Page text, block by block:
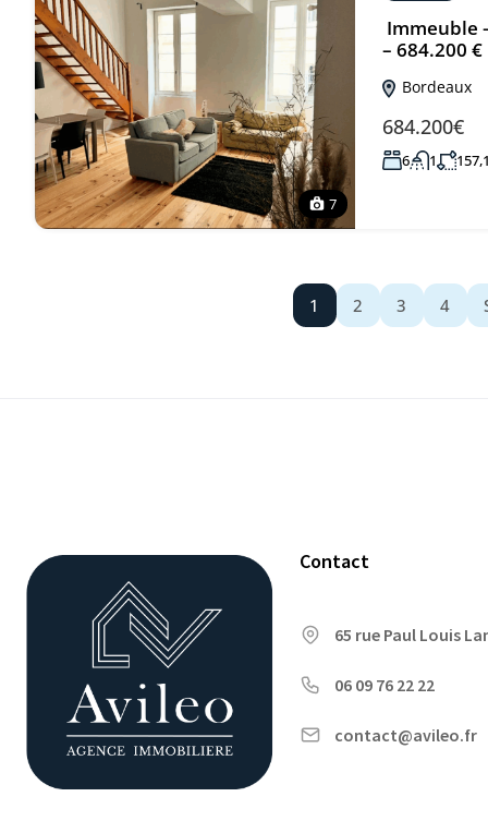
7
Immeuble
– 684.200 €
Bordeaux
684.200€
6 1
1 2 3 4
Contact
65 rue Paul Louis
06 09 76 22 22
contact@avileo.fr